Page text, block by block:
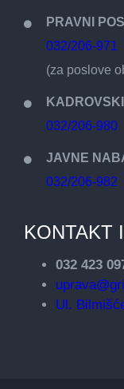
PRAVNI
032/206-971
(za poslove
032/206-980
JAVNE
032/206-982
KONTAKT
032 423
Ul.